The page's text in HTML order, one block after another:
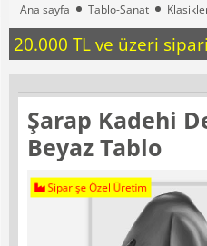
Ana sayfa Tablo-Sanat
20.000 TL ve üzeri
Şarap Kadehi
Beyaz Tablo
Siparişe Özel Üretim